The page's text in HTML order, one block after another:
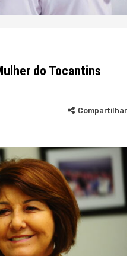
do Tocantins
Compartilhar